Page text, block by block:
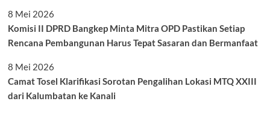
8 Mei 2026
Komisi II DPRD Bangkep Minta Mitra OPD Pastikan Setiap
Rencana Pembangunan Harus Tepat Sasaran dan Bermanfaat
8 Mei 2026
Camat Tosel Klarifikasi Sorotan Pengalihan Lokasi MTQ XXIII
dari Kalumbatan ke Kanali